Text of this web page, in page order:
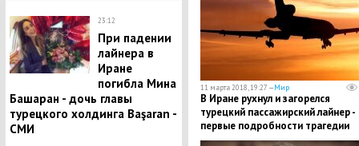
23:12
​При падении
лайнера в
Иране
погибла Мина
Башаран - дочь главы
турецкого холдинга Başaran -
СМИ
11 марта 2018, 19:27 —Мир
B Иране рухнул и загорелся
турецкий пассажирский лайнер -
первые подробности трагедии